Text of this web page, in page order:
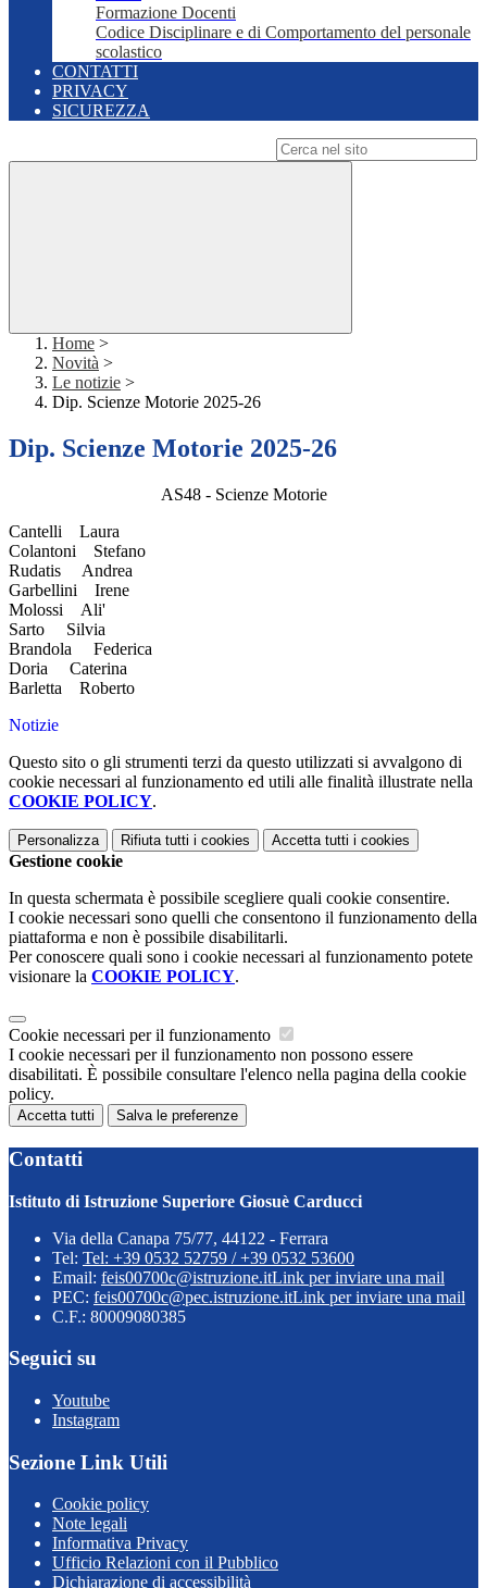
Formazione Docenti
Codice Disciplinare e di Comportamento del personale
scolastico
CONTATTI
PRIVACY
SICUREZZA
Home >
Novità >
Le notizie >
Dip. Scienze Motorie 2025-26
Dip. Scienze Motorie 2025-26
AS48 - Scienze Motorie
Cantelli Laura
Colantoni Stefano
Rudatis Andrea
Garbellini Irene
Molossi Ali'
Sarto Silvia
Brandola Federica
Doria Caterina
Barletta Roberto
Notizie
Questo sito o gli strumenti terzi da questo utilizzati si avvalgono di
cookie necessari al funzionamento ed utili alle finalità illustrate nella
COOKIE POLICY.
Personalizza Rifiuta tutti i cookies Accetta tutti i cookies
Gestione cookie
In questa schermata è possibile scegliere quali cookie consentire.
I cookie necessari sono quelli che consentono il funzionamento della
piattaforma e non è possibile disabilitarli.
Per conoscere quali sono i cookie necessari al funzionamento potete
visionare la COOKIE POLICY.
Cookie necessari per il funzionamento
I cookie necessari per il funzionamento non possono essere
disabilitati. È possibile consultare l'elenco nella pagina della cookie
policy.
Accetta tutti Salva le preferenze
Contatti
Istituto di Istruzione Superiore Giosuè Carducci
Via della Canapa 75/77, 44122 - Ferrara
Tel: Tel: +39 0532 52759 / +39 0532 53600
Email: feis00700c@istruzione.itLink per inviare una mail
PEC: feis00700c@pec.istruzione.itLink per inviare una mail
C.F.: 80009080385
Seguici su
Youtube
Instagram
Sezione Link Utili
Cookie policy
Note legali
Informativa Privacy
Ufficio Relazioni con il Pubblico
Dichiarazione di accessibilità